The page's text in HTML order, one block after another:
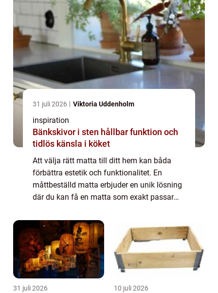
31 juli 2026 Viktoria Uddenholm
inspiration
Bänkskivor i sten hållbar funktion och
tidlös känsla i köket
Att välja rätt matta till ditt hem kan båda
förbättra estetik och funktionalitet. En
måttbeställd matta erbjuder en unik lösning
där du kan få en matta som exakt passar
31 juli 2026 10 juli 2026